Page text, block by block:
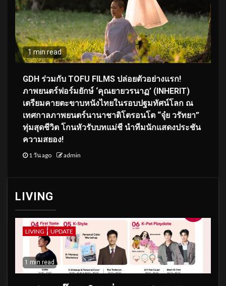
1 min read
GDH ร่วมกับ TOFU FILMS ปล่อยตัวอย่างแรก!
ภาพยนตร์ฟอร์มยักษ์ ‘คุณยายวรนาฏ’ (INHERIT)
เตรียมคายตะขาบหนังไทยในรอบปฐมทัศน์โลก ณ
เทศกาลภาพยนตร์นานาชาติโตรอนโต “จุ๋ย วรัทยา”
ทุ่มสุดชีวิต โกนหัวรับบทแม่ชี นำทีมนักแสดงประชัน
ความสยอง!
1 วัน ago admin
LIVING
LIVING UPDATE
1 min read